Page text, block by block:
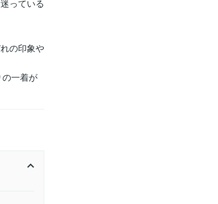
っている
の印象や
一着が